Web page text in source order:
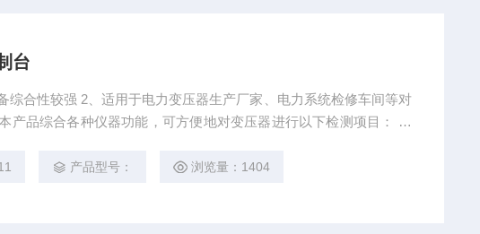
台
综合性较强 2、适用于电力变压器生产厂家、电力系统检修车间等对
产品综合各种仪器功能，可方便地对变压器进行以下检测项目： 变
变压器绕组直流电阻试验 工频耐压试验（试验变压器另配） 感应耐压试验
产品型号： 浏览量：1404